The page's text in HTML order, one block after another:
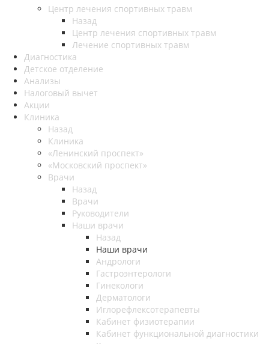
Центр лечения спортивных травм
Назад
Центр лечения спортивных травм
Лечение спортивных травм
Диагностика
Детское отделение
Анализы
Налоговый вычет
Акции
Клиника
Назад
Клиника
«Ленинский проспект»
«Московский проспект»
Врачи
Назад
Врачи
Руководители
Наши врачи
Назад
Наши врачи
Андрологи
Гастроэнтерологи
Гинекологи
Дерматологи
Иглорефлексотерапевты
Кабинет физиотерапии
Кабинет функциональной диагностики